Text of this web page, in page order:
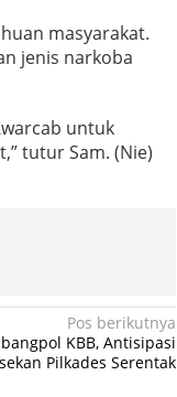
masyarakat.
jenis narkoba
untuk
tutur Sam. (Nie)
Pos berikutnya
KBB, Antisipasi
Pilkades Serentak